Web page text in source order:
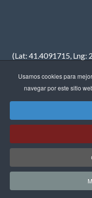
(Lat: 41.4091715, Lng:
Copyright © 2023 ·
Aviso
Usamos cookies para
navegar por este sitio